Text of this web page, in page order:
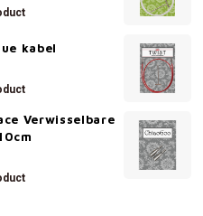
kabel
Verwisselbare